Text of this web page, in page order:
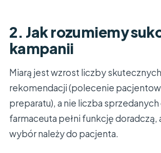
2. Jak rozumiemy
kampanii
Miarą jest wzrost liczby skutecznych
rekomendacji (polecenie
preparatu), a nie liczba
farmaceuta pełni funkcję doradczą,
wybór należy do pacjenta.